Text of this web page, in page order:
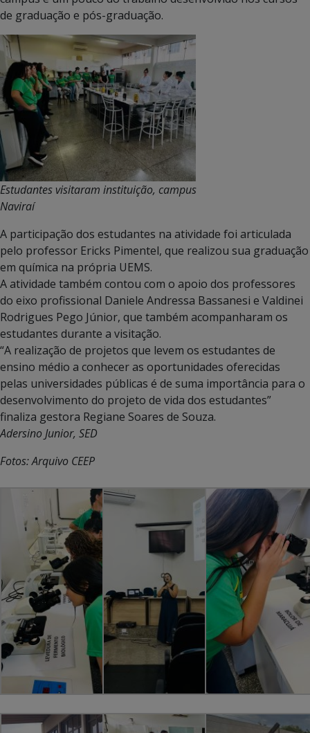
de graduação e pós-graduação.
Estudantes visitaram instituição, campus
Naviraí
A participação dos estudantes na atividade foi articulada
pelo professor Ericks Pimentel, que realizou sua graduação
em química na própria UEMS.
A atividade também contou com o apoio dos professores
do eixo profissional Daniele Andressa Bassanesi e Valdinei
Rodrigues Pego Júnior, que também acompanharam os
estudantes durante a visitação.
“A realização de projetos que levem os estudantes de
ensino médio a conhecer as oportunidades oferecidas
pelas universidades públicas é de suma importância para o
desenvolvimento do projeto de vida dos estudantes”
finaliza gestora Regiane Soares de Souza.
Adersino Junior, SED
Fotos: Arquivo CEEP